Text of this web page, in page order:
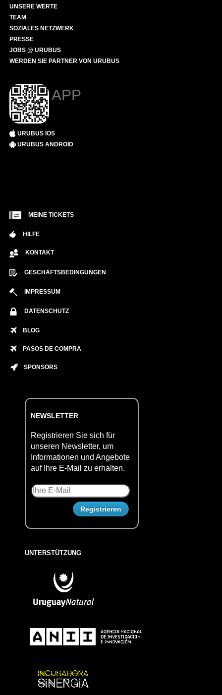
UNSERE WERTE
TEAM
SOZIALES NETZWERK
PRESSE
JOBS @ URUBUS
WERDEN SIE PARTNER VON URUBUS
APP
URUBUS IOS
URUBUS ANDROID
MEINE TICKETS
HILFE
KONTAKT
GESCHÄFTSBEDINGUNGEN
IMPRESSUM
DATENSCHUTZ
BLOG
PASOS DE COMPRA
SPONSORS
NEWSLETTER
Registrieren Sie sich für
unseren Newsletter, um
Informationen und Angebote
auf Ihre E-Mail zu erhalten.
UNTERSTÜTZUNG